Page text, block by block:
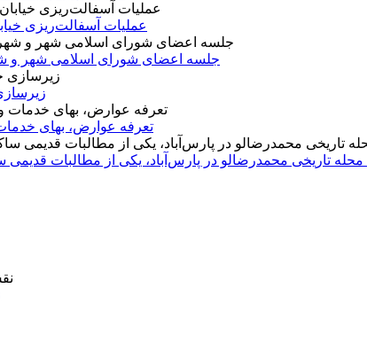
عملیات آسفالت‌ریزی
جلسه اعضای شورای اسلامی شهر و
تعرفه عوارض، بهای خدمات
محله تاریخی محمدرضالو در پارس‌آباد، یکی از مطالبات